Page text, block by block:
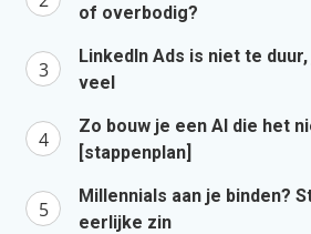
of overbodig?
LinkedIn Ads is niet te
veel
Zo bouw je een AI die het
[stappenplan]
Millennials aan je binden?
eerlijke zin